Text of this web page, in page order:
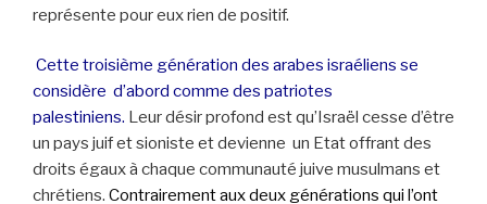
représente pour eux rien de positif.
Cette troisième génération des arabes israéliens se
considère d’abord comme des patriotes
palestiniens. Leur désir profond est qu’Israël cesse d’être
un pays juif et sioniste et devienne un Etat offrant des
droits égaux à chaque communauté juive musulmans et
chrétiens. Contrairement aux deux générations qui l’ont